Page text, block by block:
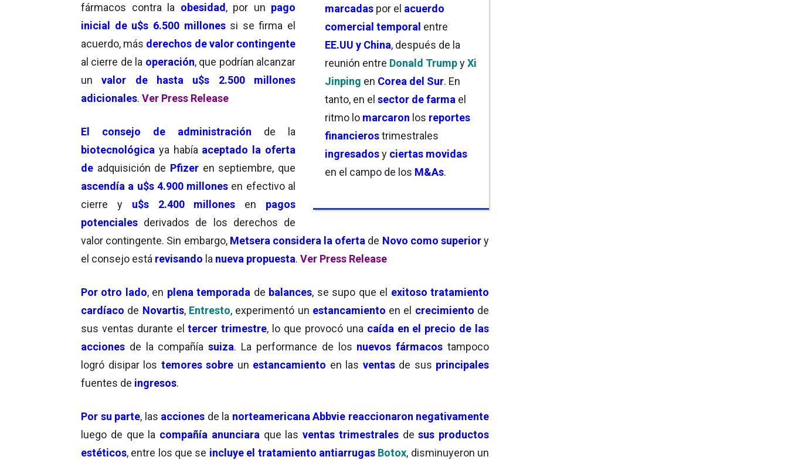
marcadas por el acuerdo
comercial temporal entre
EE.UU y China, después de la
reunión entre Donald TrumpyXi
Jinping en Corea del Sur. En
tanto, en el sector de farma el
ritmo lo marcaron los reportes
financierostrimestrales
ingresadosy ciertas movidas
en el campo de los M&As.
fármacos contra la obesidad, por un pago
inicial de u$s 6.500 millonessi se firma el
acuerdo, más derechos de valor contingente
al cierre de la operación, que podrían alcanzar
unvalor de hasta u$s 2.500 millones
adicionales. Ver Press Release
El consejo de administración de la
biotecnológica ya había aceptado la oferta
de adquisición de Pfizer en septiembre, que
ascendía a u$s 4.900 millones en efectivo al
cierre y u$s 2.400 millones en pagos
potenciales derivados de los derechos de
valor contingente. Sin embargo, Metsera considera la oferta de Novo como superiory
el consejo está revisando la nueva propuesta. Ver Press Release
Por otro lado, en plena temporada de balances, se supo que el exitoso tratamiento
cardíaco de Novartis,Entresto, experimentó un estancamiento en el crecimiento de
sus ventas durante eltercer trimestre, lo que provocó una caída en el precio de las
acciones de la compañíasuiza. La performance de los nuevos fármacos tampoco
logró disipar los temores sobre un estancamiento en las ventas de sus principales
fuentes de ingresos.
Por su parte, las acciones de la norteamericana Abbvie reaccionaron negativamente
luego de que la compañía anunciara que las ventas trimestrales desus productos
estéticos, entre los que se incluye el tratamiento antiarrugas Botox, disminuyeron un